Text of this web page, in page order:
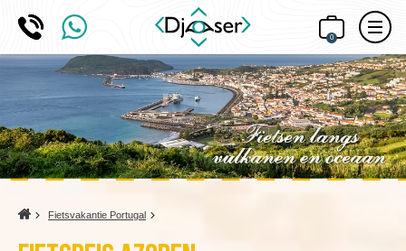
0
Home Fietsvakantie Portugal